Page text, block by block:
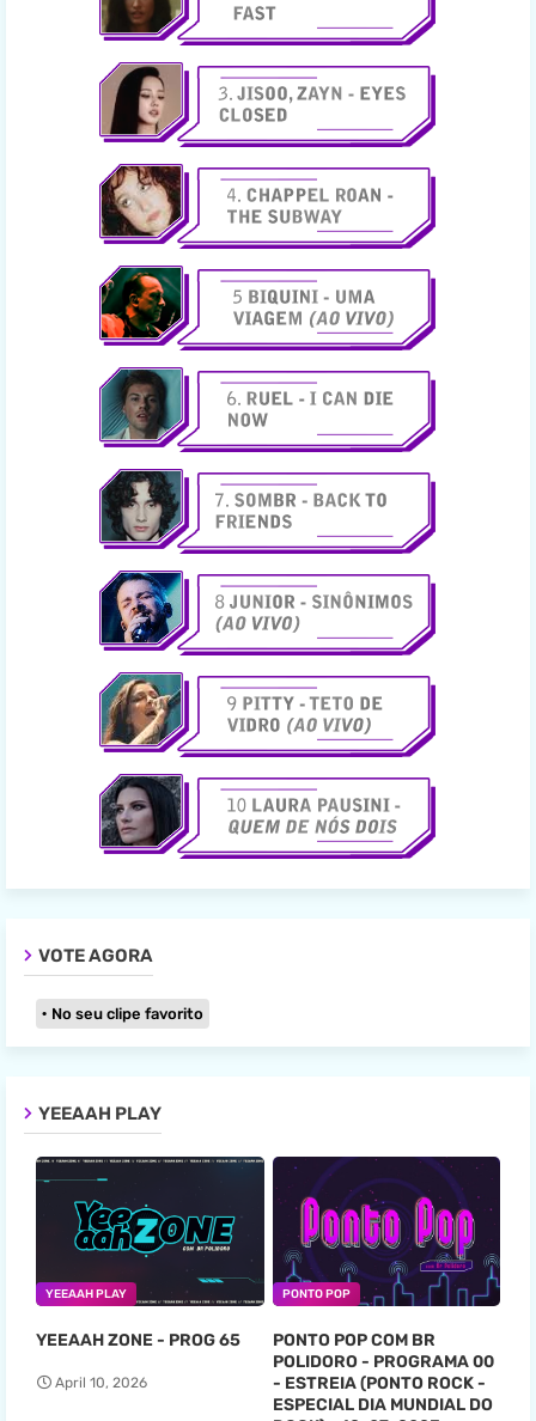
VOTE AGORA
No seu clipe favorito
YEEAAH PLAY
YEEAAH PLAY
YEEAAH ZONE - PROG 65
April 10, 2026
PONTO POP
PONTO POP COM BR
POLIDORO - PROGRAMA 00
- ESTREIA (PONTO ROCK -
ESPECIAL DIA MUNDIAL DO